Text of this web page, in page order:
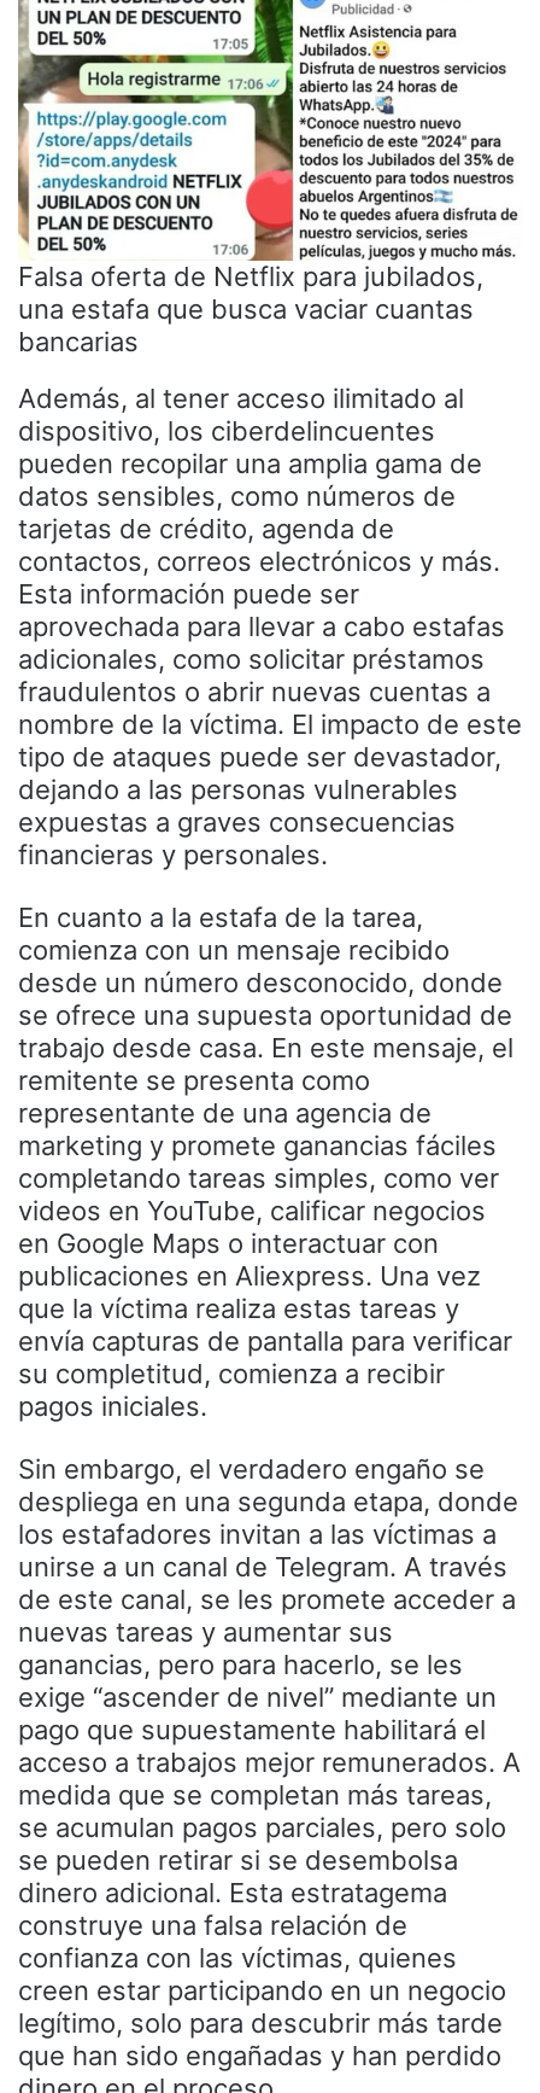
Falsa oferta de Netflix para jubilados,
una estafa que busca vaciar cuantas
bancarias
Además, al tener acceso ilimitado al
dispositivo, los ciberdelincuentes
pueden recopilar una amplia gama de
datos sensibles, como números de
tarjetas de crédito, agenda de
contactos, correos electrónicos y más.
Esta información puede ser
aprovechada para llevar a cabo estafas
adicionales, como solicitar préstamos
fraudulentos o abrir nuevas cuentas a
nombre de la víctima. El impacto de este
tipo de ataques puede ser devastador,
dejando a las personas vulnerables
expuestas a graves consecuencias
financieras y personales.
En cuanto a la estafa de la tarea,
comienza con un mensaje recibido
desde un número desconocido, donde
se ofrece una supuesta oportunidad de
trabajo desde casa. En este mensaje, el
remitente se presenta como
representante de una agencia de
marketing y promete ganancias fáciles
completando tareas simples, como ver
videos en YouTube, calificar negocios
en Google Maps o interactuar con
publicaciones en Aliexpress. Una vez
que la víctima realiza estas tareas y
envía capturas de pantalla para verificar
su completitud, comienza a recibir
pagos iniciales.
Sin embargo, el verdadero engaño se
despliega en una segunda etapa, donde
los estafadores invitan a las víctimas a
unirse a un canal de Telegram. A través
de este canal, se les promete acceder a
nuevas tareas y aumentar sus
ganancias, pero para hacerlo, se les
exige “ascender de nivel” mediante un
pago que supuestamente habilitará el
acceso a trabajos mejor remunerados. A
medida que se completan más tareas,
se acumulan pagos parciales, pero solo
se pueden retirar si se desembolsa
dinero adicional. Esta estratagema
construye una falsa relación de
confianza con las víctimas, quienes
creen estar participando en un negocio
legítimo, solo para descubrir más tarde
que han sido engañadas y han perdido